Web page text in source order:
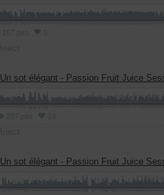
Un sot élégant - Passion Fruit Juice
Un sot élégant - Passion Fruit Juice